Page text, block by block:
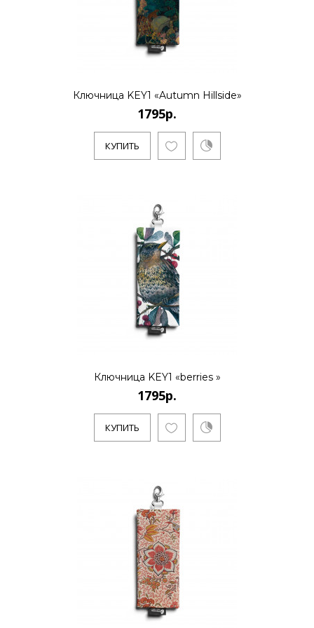
1795р.
КУПИТЬ
1795р.
КУПИТЬ
Ключница KEY1 «Autumn Hillside»
1795р.
КУПИТЬ
Ключница KEY1 «berries »
1795р.
КУПИТЬ